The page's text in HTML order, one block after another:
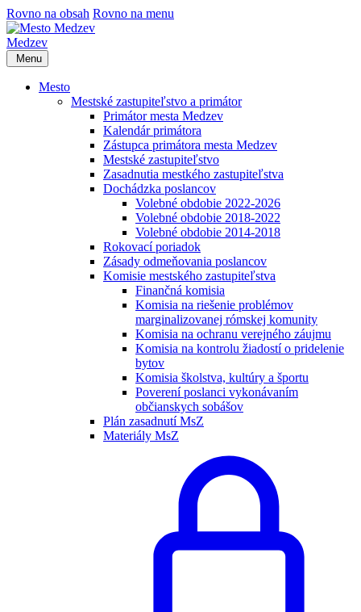
Rovno na obsah Rovno na menu
Medzev
Menu
Mesto
Mestské zastupiteľstvo a primátor
Primátor mesta Medzev
Kalendár primátora
Zástupca primátora mesta Medzev
Mestské zastupiteľstvo
Zasadnutia mestkého zastupiteľstva
Dochádzka poslancov
Volebné obdobie 2022-2026
Volebné obdobie 2018-2022
Volebné obdobie 2014-2018
Rokovací poriadok
Zásady odmeňovania poslancov
Komisie mestského zastupiteľstva
Finančná komisia
Komisia na riešenie problémov
marginalizovanej rómskej komunity
Komisia na ochranu verejného záujmu
Komisia na kontrolu žiadostí o pridelenie
bytov
Komisia školstva, kultúry a športu
Poverení poslanci vykonávaním
občianskych sobášov
Plán zasadnutí MsZ
Materiály MsZ